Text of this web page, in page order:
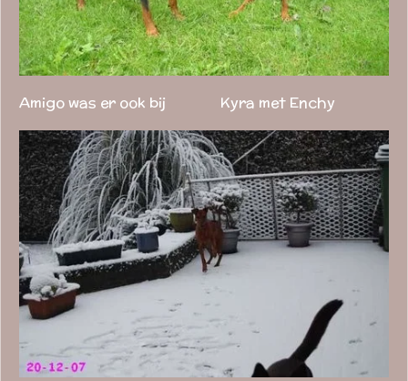
Amigo was er ook bij Kyra met Enchy